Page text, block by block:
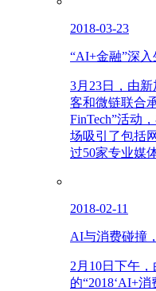
2018-03-23
“AI+金融”深
3月23日，由
客和微链联合
FinTech”活动
场吸引了包括
过50家专业媒
2018-02-11
AI与消费碰撞
2月10日下午
的“2018‘AI+